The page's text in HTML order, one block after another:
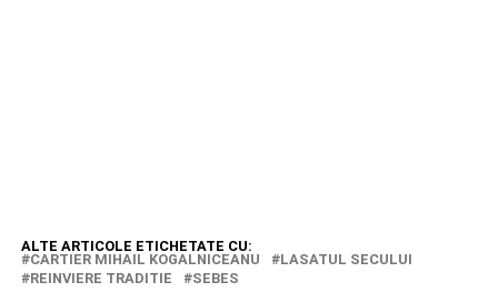
ALTE ARTICOLE ETICHETATE CU:
CARTIER MIHAIL KOGALNICEANU
LASATUL SECULUI
REINVIERE TRADITIE
SEBES